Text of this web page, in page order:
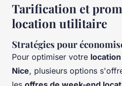
Tarification et
location utilitaire
Stratégies pour
Pour optimiser votre
Nice, plusieurs options